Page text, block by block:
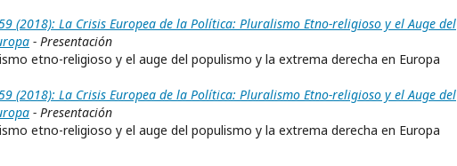
(2018): La Crisis Europea de la Política: Pluralismo Etno-religioso y el Auge del
- Presentación
etno-religioso y el auge del populismo y la extrema derecha en Europa
(2018): La Crisis Europea de la Política: Pluralismo Etno-religioso y el Auge del
- Presentación
etno-religioso y el auge del populismo y la extrema derecha en Europa